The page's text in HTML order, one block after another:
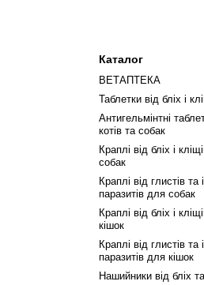
Каталог
ВЕТАПТЕКА
Таблетки від бліх і
Антигельмінтні
котів та собак
Краплі від бліх і
собак
Краплі від глистів та
паразитів для собак
Краплі від бліх і
кішок
Краплі від глистів та
паразитів для кішок
Нашийники від бліх